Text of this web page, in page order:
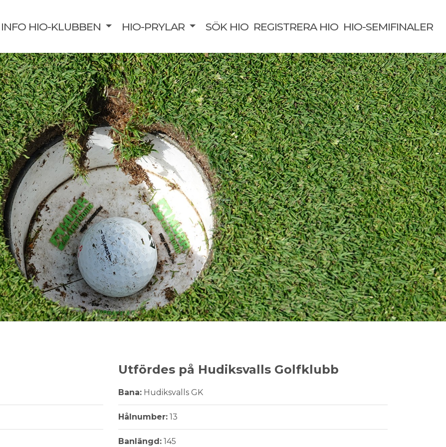
INFO HIO-KLUBBEN HIO-PRYLAR SÖK HIO REGISTRERA HIO HIO-SEMIFINALER
Utfördes på Hudiksvalls Golfklubb
Bana: Hudiksvalls GK
Hålnumber: 13
Banlängd: 145